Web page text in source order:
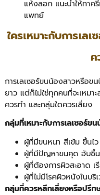
แห้งลอก แนะนำให้ทาค
แพทย์
ใครเหมาะกับการเล
ค
การเลเซอร์ขนน้องสาวหรือข
ยาว แต่ก็ไม่ใช่ทุกคนที่จะเหมา
ควรทำ และกลุ่มใดควรเลี่ยง
กลุ่มที่เหมาะกับการเลเซอร์ข
ผู้ที่มีขนหนา สีเข้ม ขึ้นไ
ผู้ที่มีปัญหาขนคุด อับชื้
ผู้ที่ต้องการผิวสะอาด
ผู้ที่ไม่มีโรคผิวหนังในบ
กลุ่มที่ควรหลีกเลี่ยงหรือปรึ